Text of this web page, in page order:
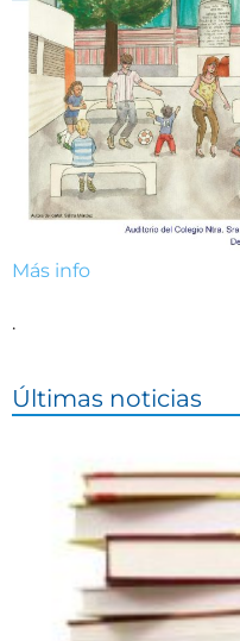
Más info
.
Últimas noticias